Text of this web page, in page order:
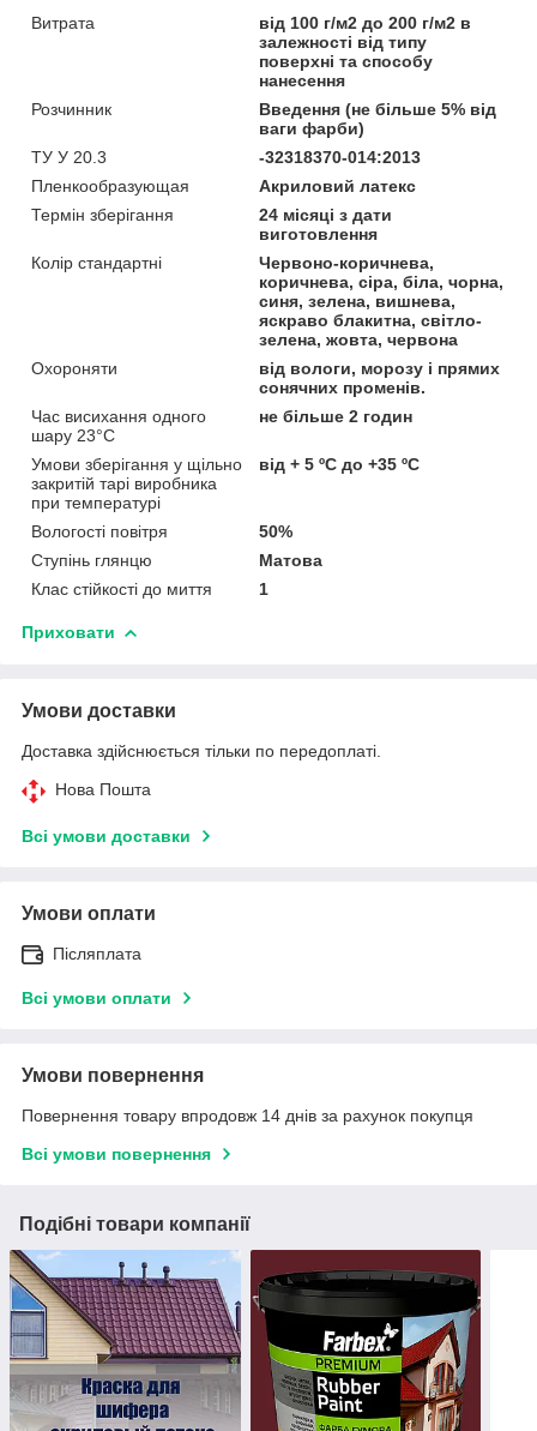
Витрата
від 100 г/м2 до 200 г/м2 в
залежності від типу
поверхні та способу
нанесення
Розчинник
Введення (не більше 5% від
ваги фарби)
ТУ У 20.3
-32318370-014:2013
Пленкообразующая
Акриловий латекс
Термін зберігання
24 місяці з дати
виготовлення
Колір стандартні
Червоно-коричнева,
коричнева, сіра, біла, чорна,
синя, зелена, вишнева,
яскраво блакитна, світло-
зелена, жовта, червона
Охороняти
від вологи, морозу і прямих
сонячних променів.
Час висихання одного
шару 23°С
не більше 2 годин
Умови зберігання у щільно
закритій тарі виробника
при температурі
від + 5 ºС до +35 ºС
Вологості повітря
50%
Ступінь глянцю
Матова
Клас стійкості до миття
1
Приховати
Умови доставки
Доставка здійснюється тільки по передоплаті.
Нова Пошта
Всі умови доставки
Умови оплати
Післяплата
Всі умови оплати
Умови повернення
Повернення товару впродовж 14 днів за рахунок покупця
Всі умови повернення
Подібні товари компанії